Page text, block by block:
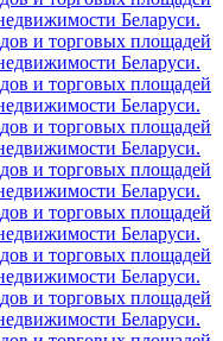
Беларуси.
и торговых площадей
Беларуси.
и торговых площадей
Беларуси.
и торговых площадей
Беларуси.
и торговых площадей
Беларуси.
и торговых площадей
Беларуси.
и торговых площадей
Беларуси.
и торговых площадей
Беларуси.